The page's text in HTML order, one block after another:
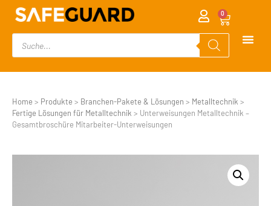
0
Home > Produkte > Branchen-Pakete & Lösungen > Metalltechnik >
Fertige Lösungen für Metalltechnik > Unterweisungen Metalltechnik –
Gesamtbroschüre Mitarbeiter-Unterweisungen